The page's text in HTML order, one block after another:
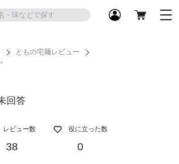
ともの宅麺レビュー
回答
レビュー数
38
役に立った数
0